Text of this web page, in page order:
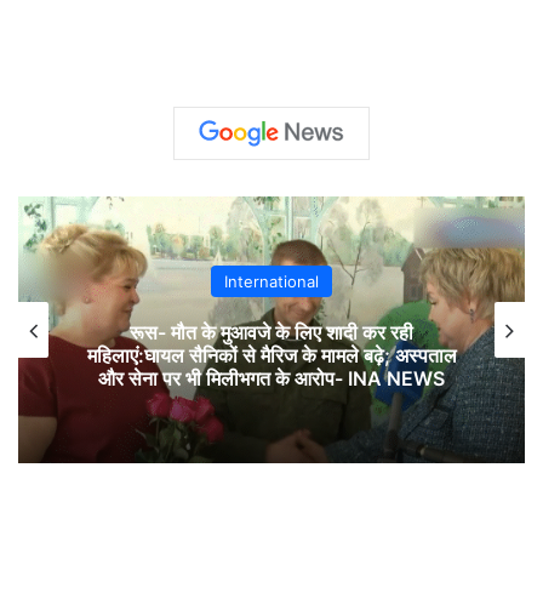
International
रूस- मौत के मुआवजे के लिए शादी कर रही
महिलाएं:घायल सैनिकों से मैरिज के मामले बढ़े; अस्पताल
और सेना पर भी मिलीभगत के आरोप- INA NEWS